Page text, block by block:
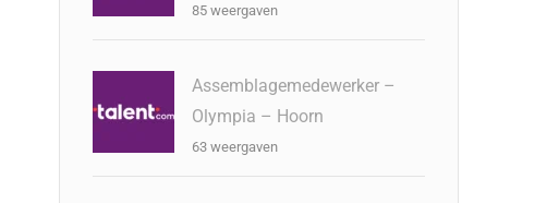
85 weergaven
Assemblagemedewerker –
Olympia – Hoorn
63 weergaven